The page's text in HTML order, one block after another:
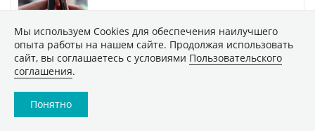
ПОКАЗАТЬ ЕЩЕ
Мы используем Сookies для обеспечения наилучшего
опыта работы на нашем сайте. Продолжая использовать
сайт, вы соглашаетесь с условиями Пользовательского
соглашения.
Понятно